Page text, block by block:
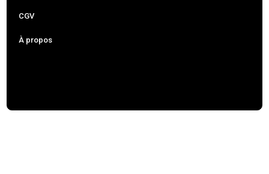
CGV
À propos